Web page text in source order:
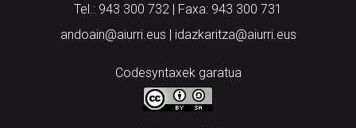
Tel.: 943 300 732 | Faxa: 943 300 731
andoain@aiurri.eus | idazkaritza@aiurri.eus
Codesyntaxek garatua